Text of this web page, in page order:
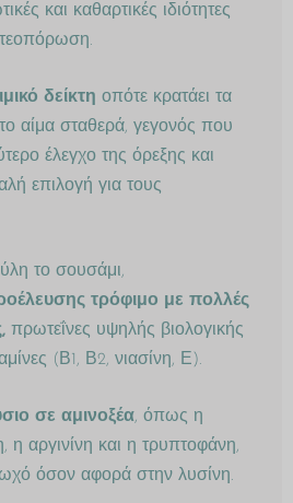
και καθαρτικές ιδιότητες
δείκτη οπότε κρατάει τα
αίμα σταθερά, γεγονός που
έλεγχο της όρεξης και
επιλογή για τους
το σουσάμι,
τρόφιμο με πολλές
πρωτεΐνες υψηλής βιολογικής
(Β1, Β2, νιασίνη, Ε).
σε αμινοξέα, όπως η
η αργινίνη και η τρυπτοφάνη,
όσον αφορά στην λυσίνη.